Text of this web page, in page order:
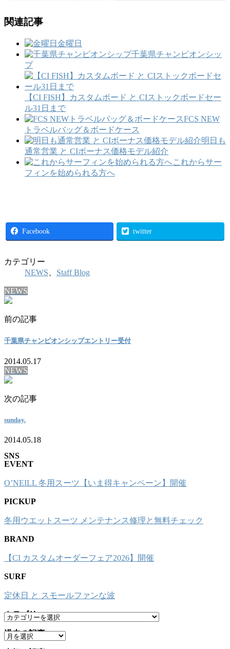
関連記事
金曜日
千葉県チャンピオンシッ
プ
【CI FISH】カスタムボード と CIストックボードセー
ル31日まで
FCS NEW
トラベルバッグ＆ボードケース
明日も
通常営業 と CIボーナス価格モデル紹介
これからサー
フィンを始められる方へ
Facebook twitter
カテゴリー
NEWS
Staff Blog
NEWS
前の記事
千葉県チャンピオンシップエントリー受付
2014.05.17
NEWS
次の記事
sunday.
2014.05.18
SNS
EVENT
O’NEILL 冬用スーツ【いま得キャンペーン】開催
PICKUP
冬用ウエットスーツ メンテナンス修理と無料チェック
BRAND
【CI カスタムオーダーフェア2026】開催
SURF
定休日 と スモールファンな波
カテゴリー
カ
テ
ゴ
過去の記事
ア
ー